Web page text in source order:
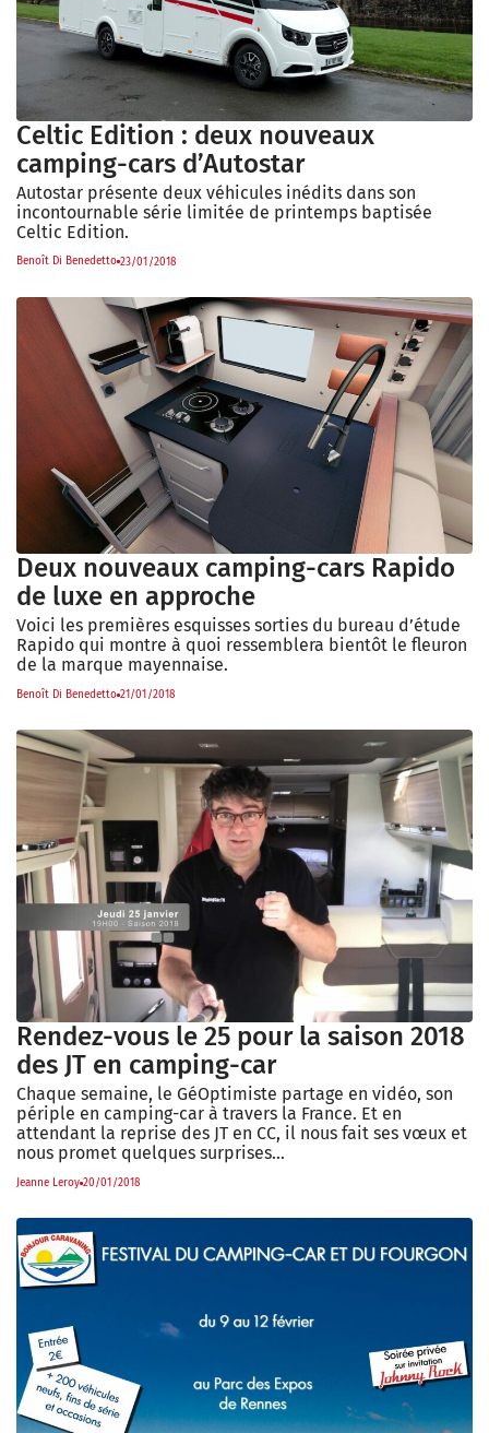
Celtic Edition : deux nouveaux
camping-cars d’Autostar
Autostar présente deux véhicules inédits dans son
incontournable série limitée de printemps baptisée
Celtic Edition.
Benoît Di Benedetto 23/01/2018
Deux nouveaux camping-cars Rapido
de luxe en approche
Voici les premières esquisses sorties du bureau d’étude
Rapido qui montre à quoi ressemblera bientôt le fleuron
de la marque mayennaise.
Benoît Di Benedetto 21/01/2018
Rendez-vous le 25 pour la saison 2018
des JT en camping-car
Chaque semaine, le GéOptimiste partage en vidéo, son
périple en camping-car à travers la France. Et en
attendant la reprise des JT en CC, il nous fait ses vœux et
nous promet quelques surprises…
Jeanne Leroy 20/01/2018